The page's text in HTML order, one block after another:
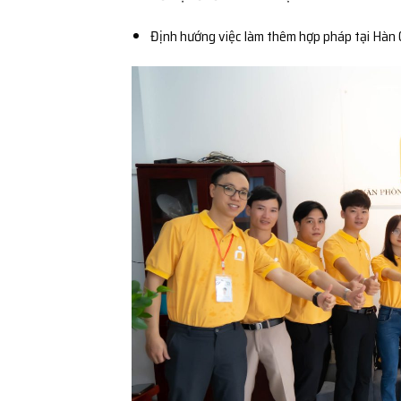
Định hướng việc làm thêm hợp pháp tại Hàn